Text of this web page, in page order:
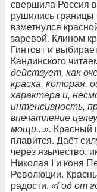
свершила Россия в
рушились
взметнулся
заревой. Клином
Гинтовт и
Кандинского
действует, как
краска, которая,
характера и,
интенсивность,
впечатление
мощи...». Красный
плавится. Даёт
через язычество,
Николая I и коня
Революции.
радости. «Год от